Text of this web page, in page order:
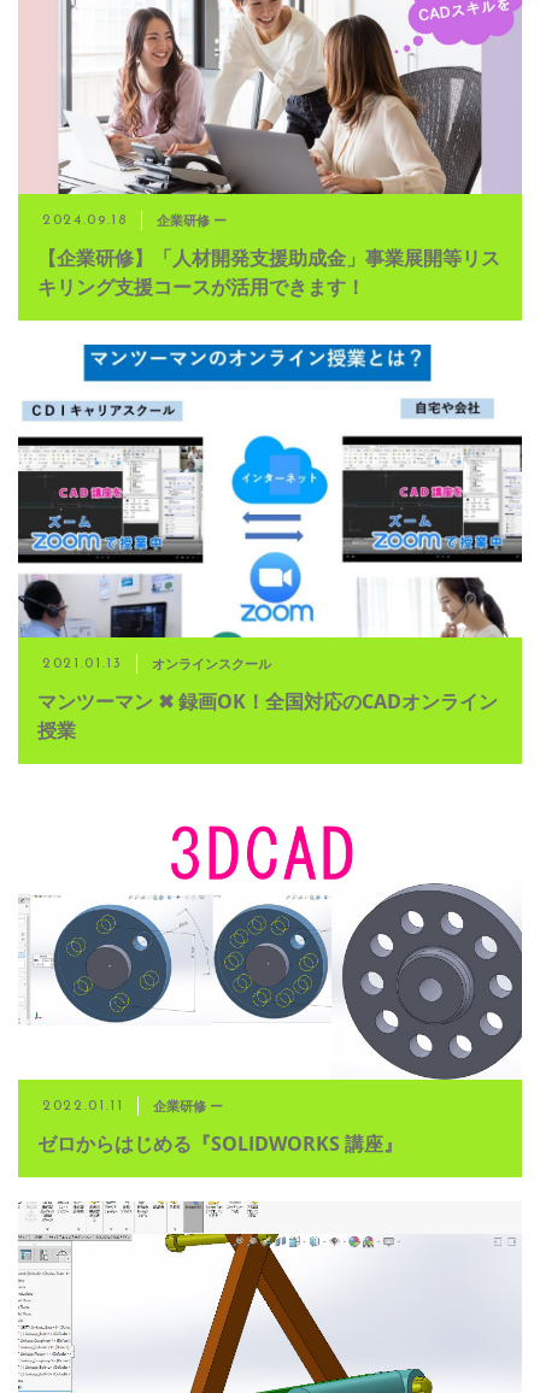
2024.09.18 企業研修 ー
【企業研修】「人材開発支援助成金」事業展開等リス
キリング支援コースが活用できます！
2021.01.13 オンラインスクール
マンツーマン ✖ 録画OK！全国対応のCADオンライン
授業
2022.01.11 企業研修 ー
ゼロからはじめる『SOLIDWORKS 講座』